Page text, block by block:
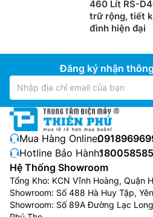
Công nghệ làm lạnh từ
Phía trêntủ lạnh LG giá rẻ
các lỗ thông hơi ở trần phía
đến thực phẩm được bảo
phía trên, công nghệ này bắt
460 Lít RS-
trữ rộng, tiết
đình hiện đại
Đăng ký nhận
Mua Hàng Online:
Hotline Bảo Hành:
Hệ Thống Showroom
Tổng Kho: KCN Vĩnh Hoàng, Quận
Showroom: Số 488 Hà Huy Tập,
Showroom: Số 89A Đường Lạc